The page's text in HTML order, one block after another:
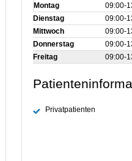
Montag
Dienstag
Mittwoch
Donnerstag
Freitag
Privatpatienten